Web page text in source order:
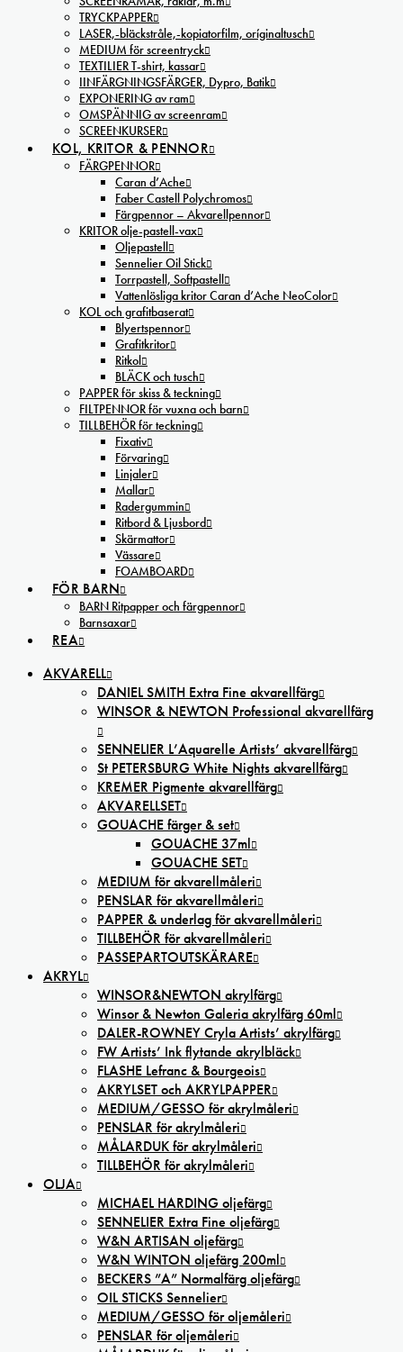
TRYCKPAPPER
LASER,-bläckstråle,-kopiatorfilm, oríginaltusch
MEDIUM för screentryck
TEXTILIER T-shirt, kassar
IINFÄRGNINGSFÄRGER, Dypro, Batik
EXPONERING av ram
OMSPÄNNIG av screenram
SCREENKURSER
KOL, KRITOR & PENNOR
FÄRGPENNOR
Caran d’Ache
Faber Castell Polychromos
Färgpennor – Akvarellpennor
KRITOR olje-pastell-vax
Oljepastell
Sennelier Oil Stick
Torrpastell, Softpastell
Vattenlösliga kritor Caran d’Ache NeoColor
KOL och grafitbaserat
Blyertspennor
Grafitkritor
Ritkol
BLÄCK och tusch
PAPPER för skiss & teckning
FILTPENNOR för vuxna och barn
TILLBEHÖR för teckning
Fixativ
Förvaring
Linjaler
Mallar
Radergummin
Ritbord & Ljusbord
Skärmattor
Vässare
FOAMBOARD
FÖR BARN
BARN Ritpapper och färgpennor
Barnsaxar
REA
AKVARELL
DANIEL SMITH Extra Fine akvarellfärg
WINSOR & NEWTON Professional akvarellfärg
SENNELIER L’Aquarelle Artists’ akvarellfärg
St PETERSBURG White Nights akvarellfärg
KREMER Pigmente akvarellfärg
AKVARELLSET
GOUACHE färger & set
GOUACHE 37ml
GOUACHE SET
MEDIUM för akvarellmåleri
PENSLAR för akvarellmåleri
PAPPER & underlag för akvarellmåleri
TILLBEHÖR för akvarellmåleri
PASSEPARTOUTSKÄRARE
AKRYL
WINSOR&NEWTON akrylfärg
Winsor & Newton Galeria akrylfärg 60ml
DALER-ROWNEY Cryla Artists’ akrylfärg
FW Artists’ Ink flytande akrylbläck
FLASHE Lefranc & Bourgeois
AKRYLSET och AKRYLPAPPER
MEDIUM/GESSO för akrylmåleri
PENSLAR för akrylmåleri
MÅLARDUK för akrylmåleri
TILLBEHÖR för akrylmåleri
OLJA
MICHAEL HARDING oljefärg
SENNELIER Extra Fine oljefärg
W&N ARTISAN oljefärg
W&N WINTON oljefärg 200ml
BECKERS ”A” Normalfärg oljefärg
OIL STICKS Sennelier
MEDIUM/GESSO för oljemåleri
PENSLAR för oljemåleri